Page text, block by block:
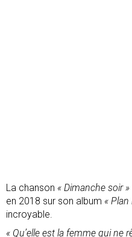
La chanson « Dimanche soir »
en 2018 sur son album « Plan
incroyable.
« Qu’elle est la femme qui ne